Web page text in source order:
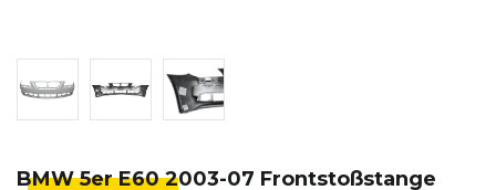
BMW 5er E60 2003-07 Frontstoßstange